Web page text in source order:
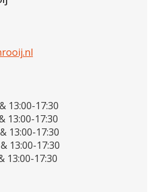
17:30
17:30
13:00-17:30
13:00-17:30
17:30